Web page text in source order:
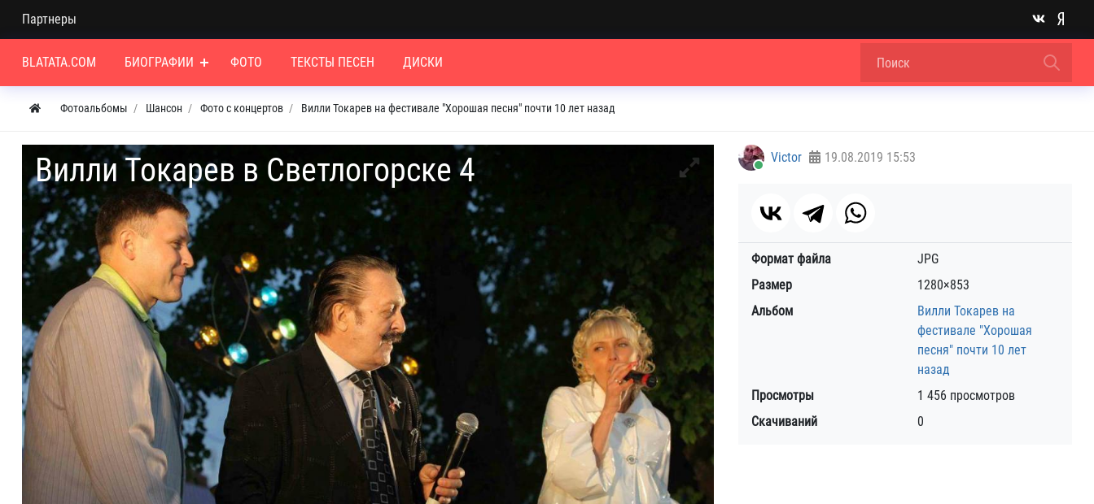
Партнеры
BLATATA.COM БИОГРАФИИ ФОТО ТЕКСТЫ ПЕСЕН ДИСКИ
Фотоальбомы Шансон Фото с концертов Вилли Токарев на фестивале "Хорошая песня" почти 10 лет назад
Вилли Токарев в Светлогорске 4 Victor 19.08.2019 15:53
Формат файла
JPG
Размер
1280×853
Альбом
Вилли Токарев на
фестивале "Хорошая
песня" почти 10 лет
назад
Просмотры
1 456 просмотров
Скачиваний
0